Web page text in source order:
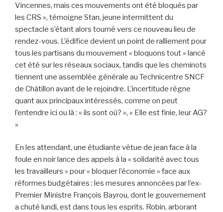
Vincennes, mais ces mouvements ont été bloqués par
les CRS », témoigne Stan, jeune intermittent du
spectacle s’étant alors tourné vers ce nouveau lieu de
rendez-vous. L’édifice devient un point de ralliement pour
tous les partisans du mouvement « bloquons tout » lancé
cet été sur les réseaux sociaux, tandis que les cheminots
tiennent une assemblée générale au Technicentre SNCF
de Châtillon avant de le rejoindre. L’incertitude règne
quant aux principaux intéressés, comme on peut
l’entendre ici ou là : « ils sont où? », « Elle est finie, leur AG?
»
En les attendant, une étudiante vêtue de jean face à la
foule en noir lance des appels à la « solidarité avec tous
les travailleurs » pour « bloquer l’économie » face aux
réformes budgétaires : les mesures annoncées par l’ex-
Premier Ministre François Bayrou, dont le gouvernement
a chuté lundi, est dans tous les esprits. Robin, arborant